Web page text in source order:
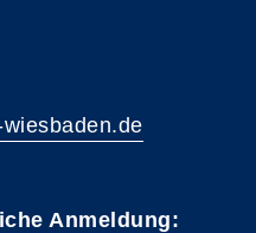
Anmeldung: